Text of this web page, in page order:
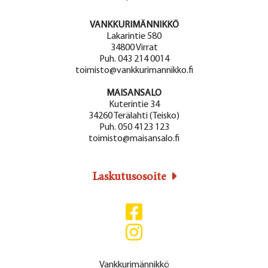
VANKKURIMÄNNIKKÖ
Lakarintie 580
34800 Virrat
Puh. 043 214 0014
toimisto@vankkurimannikko.fi
MAISANSALO
Kuterintie 34
34260 Terälahti (Teisko)
Puh. 050 4123 123
toimisto@maisansalo.fi
Laskutusosoite
Vankkurimännikkö